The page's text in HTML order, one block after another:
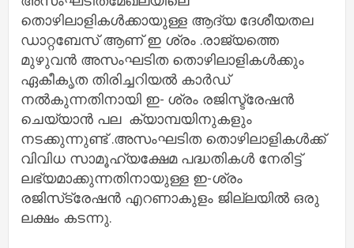
തൊഴിലാളികള്‍ക്കായുള്ള ആദ്യ ദേശീയതല
ഡാറ്റബേസ് ആണ് ഇ ശ്രം .രാജ്യത്തെ
മുഴുവൻ അസംഘടിത തൊഴിലാളികൾക്കും
ഏകീകൃത തിരിച്ചറിയൽ കാർഡ്
നൽകുന്നതിനായി ഇ- ശ്രം രജിസ്ട്രേഷൻ
ചെയ്യാൻ പല ക്യാമ്പയിനുകളും
നടക്കുന്നുണ്ട് .അസംഘടിത തൊഴിലാളികള്‍ക്ക്
വിവിധ സാമൂഹ്യക്ഷേമ പദ്ധതികള്‍ നേരിട്ട്
ലഭ്യമാക്കുന്നതിനായുള്ള ഇ-ശ്രം
രജിസ്‌ട്രേഷന്‍ എറണാകുളം ജില്ലയില്‍ ഒരു
ലക്ഷം കടന്നു.